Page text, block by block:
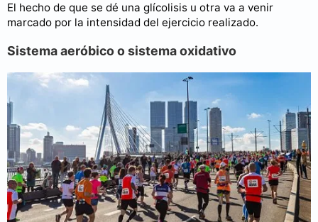
El hecho de que se dé una glícolisis u otra va a venir
marcado por la intensidad del ejercicio realizado.
Sistema aeróbico o sistema oxidativo